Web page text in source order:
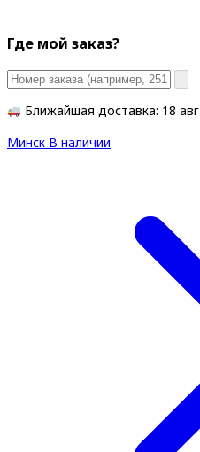
Где мой заказ?
Ближайшая доставка: 18 авг
Минск В наличии